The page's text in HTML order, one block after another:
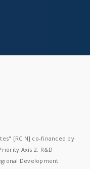
[RCIN] co-financed by
Axis 2. R&D
Development